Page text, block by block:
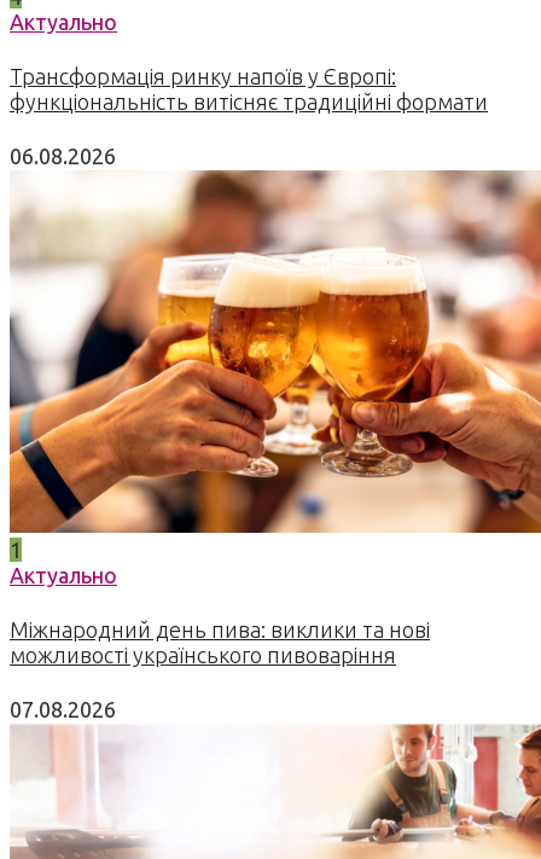
Актуально
Трансформація ринку напоїв у Європі:
функціональність витісняє традиційні формати
06.08.2026
1
Актуально
Міжнародний день пива: виклики та нові
можливості українського пивоваріння
07.08.2026